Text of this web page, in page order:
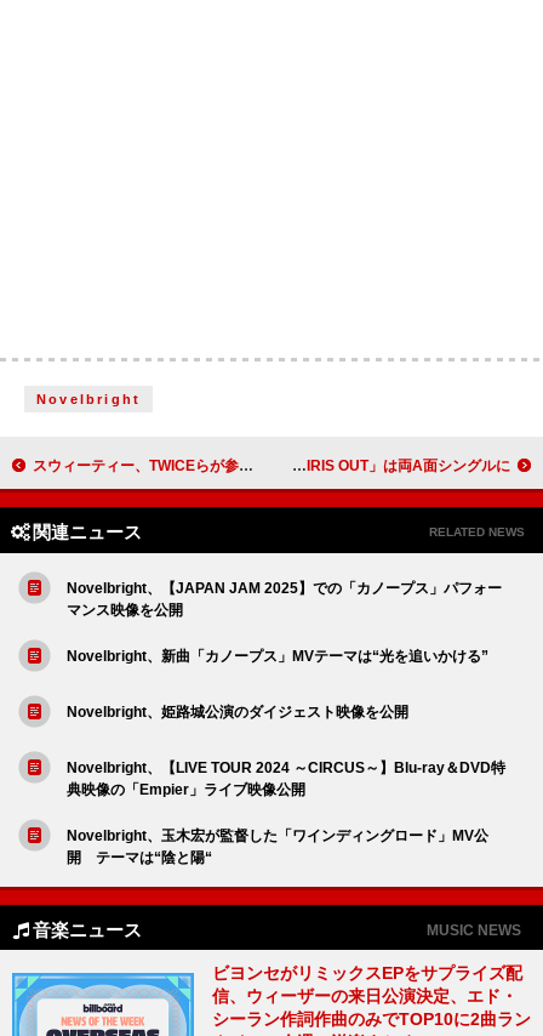
Novelbright
スウィーティー、TWICEらが参加した最新EP『ヘラ・プレッシャー』リリース 米津玄師、劇場版『チェンソーマン レゼ篇』主題歌「IRIS OUT」は両A面シングルに
関連ニュース RELATED NEWS
Novelbright、【JAPAN JAM 2025】での「カノープス」パフォー
マンス映像を公開
Novelbright、新曲「カノープス」MVテーマは“光を追いかける”
Novelbright、姫路城公演のダイジェスト映像を公開
Novelbright、【LIVE TOUR 2024 ～CIRCUS～】Blu-ray＆DVD特
典映像の「Empier」ライブ映像公開
Novelbright、玉木宏が監督した「ワインディングロード」MV公
開 テーマは“陰と陽“
音楽ニュース MUSIC NEWS
ビヨンセがリミックスEPをサプライズ配
信、ウィーザーの来日公演決定、エド・
シーラン作詞作曲のみでTOP10に2曲ラン